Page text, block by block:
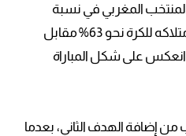
المغربي في نسبة
الاستحواذ، بعدما بلغ معدل امتلاكه للكرة نحو 63% مقابل
انعكس على شكل المباراة
المغرب من إضافة الهدف الثاني، بعدما